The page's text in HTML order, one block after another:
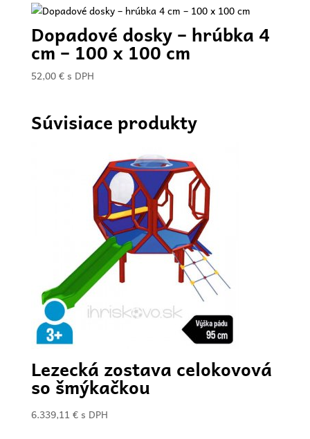
Dopadové dosky – hrúbka 4
cm – 100 x 100 cm
52,00€ s DPH
Súvisiace produkty
Lezecká zostava celokovová
so šmýkačkou
6.339,11 € s DPH